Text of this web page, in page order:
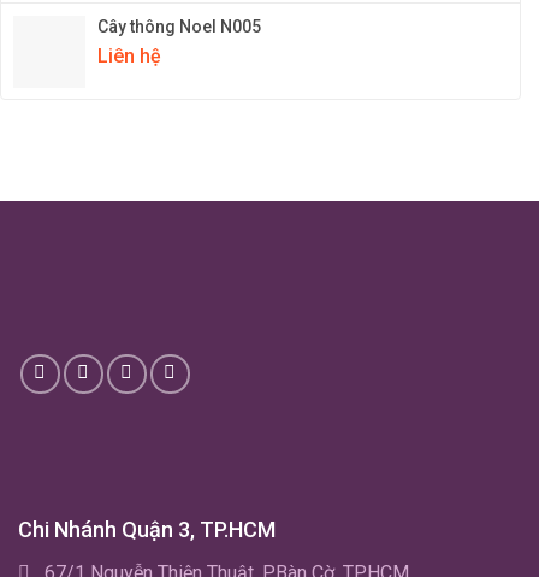
Cây thông Noel N005
Liên hệ
Chi Nhánh Quận 3, TP.HCM